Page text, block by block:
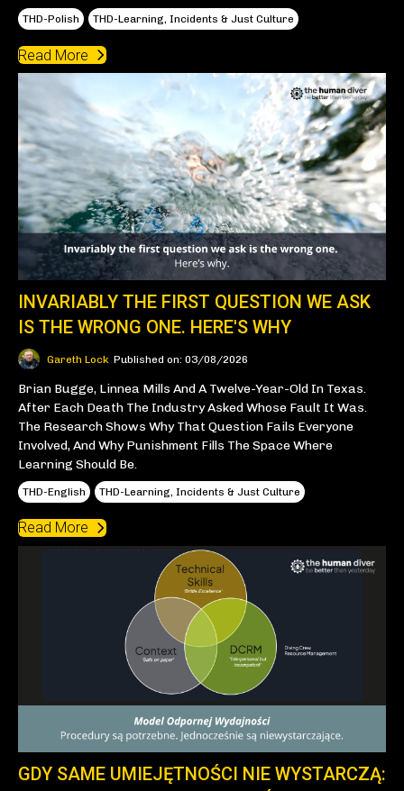
THD-Polish THD-Learning, Incidents & Just Culture
Read More
INVARIABLY THE FIRST QUESTION WE ASK
IS THE WRONG ONE. HERE'S WHY
Gareth Lock Published on: 03/08/2026
Brian Bugge, Linnea Mills And A Twelve-Year-Old In Texas.
After Each Death The Industry Asked Whose Fault It Was.
The Research Shows Why That Question Fails Everyone
Involved, And Why Punishment Fills The Space Where
Learning Should Be.
THD-English THD-Learning, Incidents & Just Culture
Read More
GDY SAME UMIEJĘTNOŚCI NIE WYSTARCZĄ: